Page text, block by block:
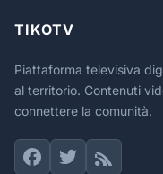
TIKOTV
Piattaforma televisiva
al territorio. Contenuti
connettere la comunità.